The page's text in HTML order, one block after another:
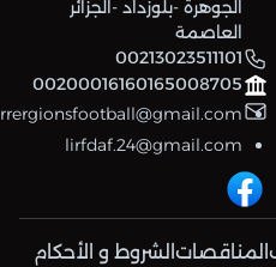
الجوهرة -بلوزداد -الجزائر
العاصمة
00213023511101
00200016160165008705
lirfdaf.24@gmail.com
المناقصات الشروط و الأحكام